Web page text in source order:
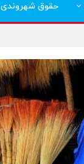
حقوق شهروندی